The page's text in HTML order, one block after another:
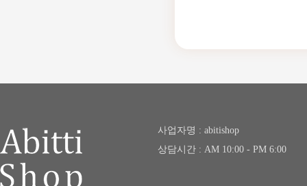
사업자명 : abitishop
상담시간 : AM 10:00 - PM 6:00